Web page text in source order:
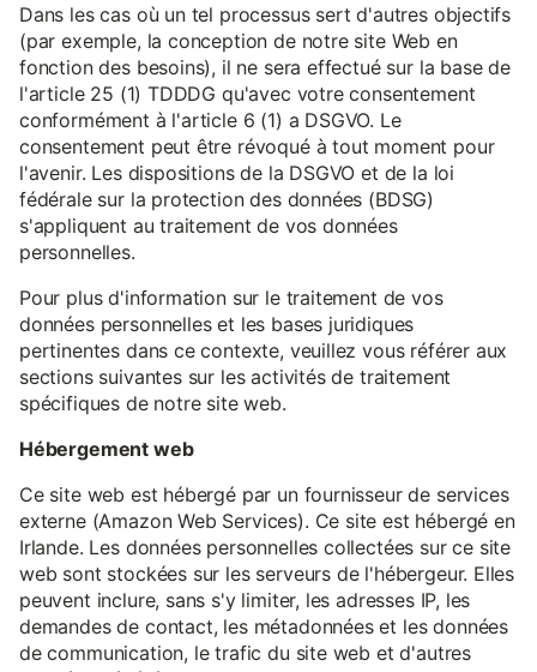
Dans les cas où un tel processus sert d'autres objectifs
(par exemple, la conception de notre site Web en
fonction des besoins), il ne sera effectué sur la base de
l'article 25 (1) TDDDG qu'avec votre consentement
conformément à l'article 6 (1) a DSGVO. Le
consentement peut être révoqué à tout moment pour
l'avenir. Les dispositions de la DSGVO et de la loi
fédérale sur la protection des données (BDSG)
s'appliquent au traitement de vos données
personnelles.
Pour plus d'information sur le traitement de vos
données personnelles et les bases juridiques
pertinentes dans ce contexte, veuillez vous référer aux
sections suivantes sur les activités de traitement
spécifiques de notre site web.
Hébergement web
Ce site web est hébergé par un fournisseur de services
externe (Amazon Web Services). Ce site est hébergé en
Irlande. Les données personnelles collectées sur ce site
web sont stockées sur les serveurs de l'hébergeur. Elles
peuvent inclure, sans s'y limiter, les adresses IP, les
demandes de contact, les métadonnées et les données
de communication, le trafic du site web et d'autres